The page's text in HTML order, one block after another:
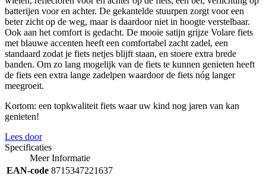
batterijen voor en achter. De gekantelde stuurpen zorgt voor een
beter zicht op de weg, maar is daardoor niet in hoogte verstelbaar.
Ook aan het comfort is gedacht. De mooie satijn grijze Volare fiets
met blauwe accenten heeft een comfortabel zacht zadel, een
standaard zodat je fiets netjes blijft staan, en stoere extra brede
banden. Om zo lang mogelijk van de fiets te kunnen genieten heeft
de fiets een extra lange zadelpen waardoor de fiets nóg langer
meegroeit.
Kortom: een topkwaliteit fiets waar uw kind nog jaren van kan
genieten!
Lees door
Specificaties
Meer Informatie
EAN-code 8715347221637